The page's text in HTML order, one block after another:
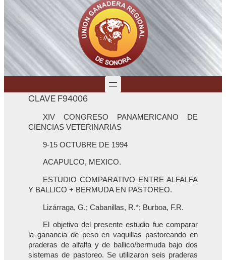
CLAVE F94006
XIV CONGRESO PANAMERICANO DE
CIENCIAS VETERINARIAS
9-15 OCTUBRE DE 1994
ACAPULCO, MEXICO.
ESTUDIO COMPARATIVO ENTRE ALFALFA
Y BALLICO + BERMUDA EN PASTOREO.
Lizárraga, G.; Cabanillas, R.*; Burboa, F.R.
El objetivo del presente estudio fue comparar
la ganancia de peso en vaquillas pastoreando en
praderas de alfalfa y de ballico/bermuda bajo dos
sistemas de pastoreo. Se utilizaron seis praderas